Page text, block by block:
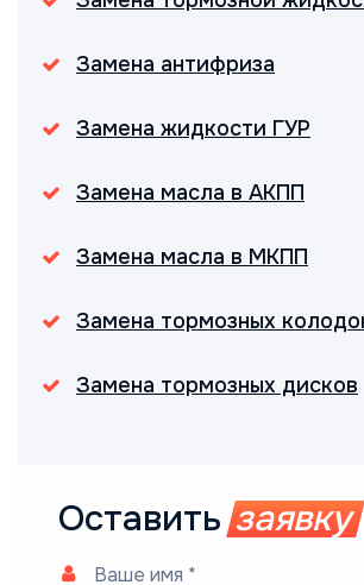
Замена антифриза
Замена жидкости ГУР
Замена масла в АКПП
Замена масла в МКПП
Замена тормозных
Замена тормозных дисков
Оставить заявку